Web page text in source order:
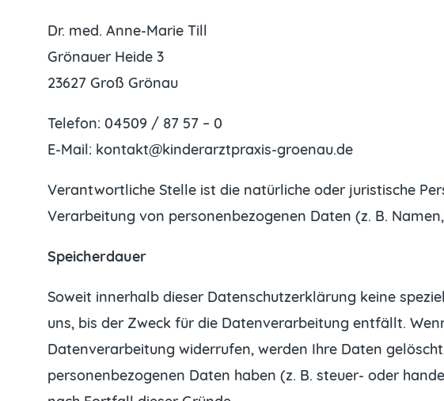
Dr. med. Anne-Marie Till
Grönauer Heide 3
23627 Groß Grönau
Telefon: 04509 / 87 57 – 0
E-Mail: kontakt@kinderarztpraxis-groenau.de
Verantwortliche Stelle ist die natürliche oder juristische
Verarbeitung von personenbezogenen Daten (z. B.
Speicherdauer
Soweit innerhalb dieser Datenschutzerklärung keine
uns, bis der Zweck für die Datenverarbeitung entfällt.
Datenverarbeitung widerrufen, werden Ihre Daten
personenbezogenen Daten haben (z. B. steuer- oder